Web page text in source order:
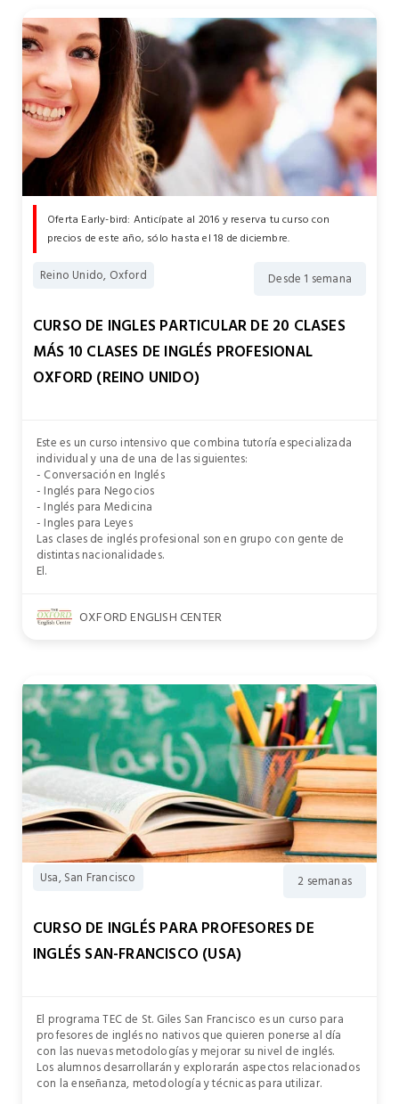
Oferta Early-bird: Anticípate al 2016 y reserva tu curso con
precios de este año, sólo hasta el 18 de diciembre.
Reino Unido, Oxford Desde 1 semana
CURSO DE INGLES PARTICULAR DE 20 CLASES
MÁS 10 CLASES DE INGLÉS PROFESIONAL
OXFORD (REINO UNIDO)
Este es un curso intensivo que combina tutoría especializada
individual y una de una de las siguientes:
- Conversación en Inglés
- Inglés para Negocios
- Inglés para Medicina
- Ingles para Leyes
Las clases de inglés profesional son en grupo con gente de
distintas nacionalidades.
El.
OXFORD ENGLISH CENTER
Usa, San Francisco 2 semanas
CURSO DE INGLÉS PARA PROFESORES DE
INGLÉS SAN-FRANCISCO (USA)
El programa TEC de St. Giles San Francisco es un curso para
profesores de inglés no nativos que quieren ponerse al día
con las nuevas metodologías y mejorar su nivel de inglés.
Los alumnos desarrollarán y explorarán aspectos relacionados
con la enseñanza, metodología y técnicas para utilizar.